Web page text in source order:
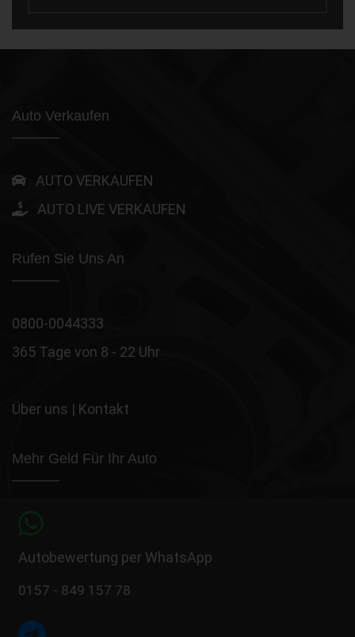
Auto Verkaufen
AUTO VERKAUFEN
AUTO LIVE VERKAUFEN
Rufen Sie Uns An
0800-0044333
365 Tage von 8 - 22 Uhr
Über uns | Kontakt
Mehr Geld Für Ihr Auto
Autobewertung per WhatsApp
0157 - 849 157 78